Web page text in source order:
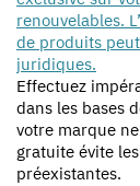
renouvelables.
de produits
juridiques.
Effectuez
dans les bases
votre marque
gratuite évite
préexistantes.